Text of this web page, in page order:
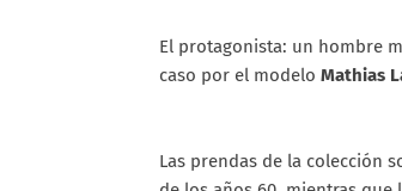
El protagonista: un hombre
caso por el modelo Mathias
Las prendas de la colección